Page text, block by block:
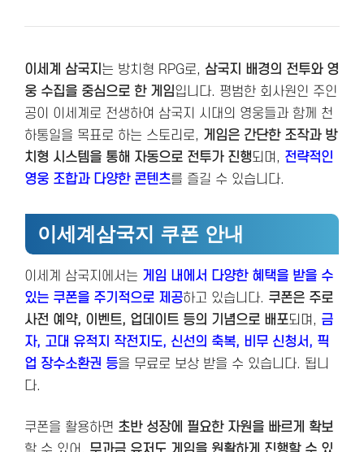
이세계 삼국지 는 방치형 RPG로, 삼국지 배경의 전투와 영
웅 수집을 중심으로 한 게임입니다. 평범한 회사원인 주인
공이 이세계로 전생하여 삼국지 시대의 영웅들과 함께 천
하통일을 목표로 하는 스토리로, 게임은 간단한 조작과 방
치형 시스템을 통해 자동으로 전투가 진행되며, 전략적인
영웅 조합과 다양한 콘텐츠를 즐길 수 있습니다​.
이세계삼국지 쿠폰 안내
이세계 삼국지에서는 게임 내에서 다양한 혜택을 받을 수
있는 쿠폰을 주기적으로 제공하고 있습니다. 쿠폰은 주로
사전 예약, 이벤트, 업데이트 등의 기념으로 배포되며, 금
자, 고대 유적지 작전지도, 신선의 축복, 비무 신청서, 픽
업 장수소환권 등을 무료로 보상 받을 수 있습니다. 됩니
다.
쿠폰을 활용하면 초반 성장에 필요한 자원을 빠르게 확보